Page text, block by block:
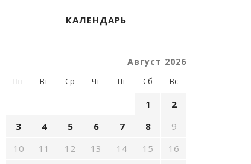
КАЛЕНДАРЬ
Август 2026
Пн Вт Ср Чт Пт Сб Вс
1
2
3
4 5 6 7 8
9
10
11 12 13 14 15
16